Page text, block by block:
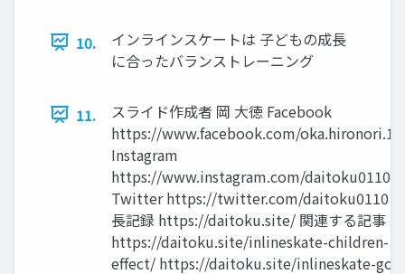
10.
インラインスケートは 子どもの成長
に合ったバランストレーニング
11.
スライド作成者 岡 大徳 Facebook
https://www.facebook.com/oka.hironori.1
Instagram
https://www.instagram.com/daitoku0110/
Twitter https://twitter.com/daitoku0110
長記録 https://daitoku.site/ 関連する記事
https://daitoku.site/inlineskate-children-
effect/ https://daitoku.site/inlineskate-